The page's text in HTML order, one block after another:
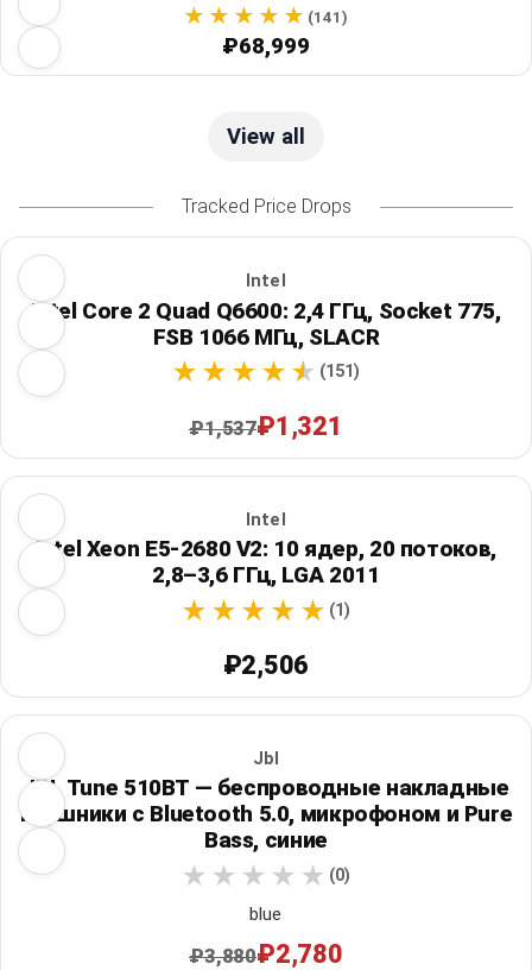
(141)
₽68,999
View all
Tracked Price Drops
Intel
Intel Core 2 Quad Q6600: 2,4 ГГц, Socket 775,
FSB 1066 МГц, SLACR
(151)
₽1,537₽1,321
Intel
Intel Xeon E5-2680 V2: 10 ядер, 20 потоков,
2,8–3,6 ГГц, LGA 2011
(1)
₽2,506
Jbl
JBL Tune 510BT — беспроводные накладные
наушники с Bluetooth 5.0, микрофоном и Pure
Bass, синие
(0)
blue
₽3,880₽2,780